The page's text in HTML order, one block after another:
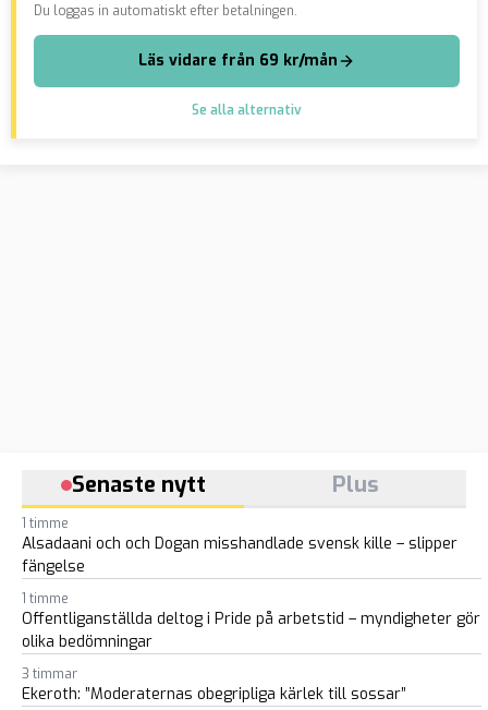
Du loggas in automatiskt efter betalningen.
Läs vidare från 69 kr/mån
Se alla alternativ
Senaste nytt Plus
1 timme
Alsadaani och och Dogan misshandlade svensk kille – slipper
fängelse
1 timme
Offentliganställda deltog i Pride på arbetstid – myndigheter gör
olika bedömningar
3 timmar
Ekeroth: ”Moderaternas obegripliga kärlek till sossar”